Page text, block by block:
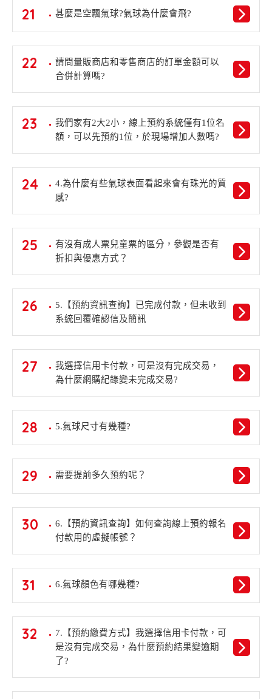
21 甚麼是空飄氣球?氣球為什麼會飛?
22
請問量販商店和零售商店的訂單金額可以
合併計算嗎?
23
我們家有2大2小，線上預約系統僅有1位名
額，可以先預約1位，於現場增加人數嗎?
24
4.為什麼有些氣球表面看起來會有珠光的質
感?
25
有沒有成人票兒童票的區分，參觀是否有
折扣與優惠方式？
26
5.【預約資訊查詢】已完成付款，但未收到
系統回覆確認信及簡訊
27
我選擇信用卡付款，可是沒有完成交易，
為什麼網購紀錄變未完成交易?
28 5.氣球尺寸有幾種?
29 需要提前多久預約呢？
30
6.【預約資訊查詢】如何查詢線上預約報名
付款用的虛擬帳號？
31 6.氣球顏色有哪幾種?
32
7.【預約繳費方式】我選擇信用卡付款，可
是沒有完成交易，為什麼預約結果變逾期
了?